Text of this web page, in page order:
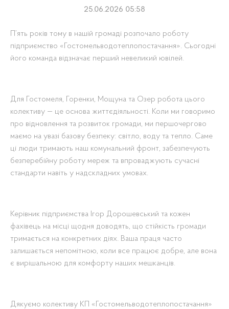
25.06.2026 05:58
П’ять років тому в нашій громаді розпочало роботу
підприємство «Гостомельводотеплопостачання». Сьогодні
його команда відзначає перший невеликий ювілей.
Для Гостомеля, Горенки, Мощуна та Озер робота цього
колективу — це основа життєдіяльності. Коли ми говоримо
про відновлення та розвиток громади, ми першочергово
маємо на увазі базову безпеку: світло, воду та тепло. Саме
ці люди тримають наш комунальний фронт, забезпечують
безперебійну роботу мереж та впроваджують сучасні
стандарти навіть у надскладних умовах.
Керівник підприємства Ігор Дорошевський та кожен
фахівець на місці щодня доводять, що стійкість громади
тримається на конкретних діях. Ваша праця часто
залишається непомітною, коли все працює добре, але вона
є вирішальною для комфорту наших мешканців.
Дякуємо колективу КП «Гостомельводотеплопостачання»